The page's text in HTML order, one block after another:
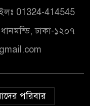
01324-414545
ঢাকা-১২০৭
পরিবার